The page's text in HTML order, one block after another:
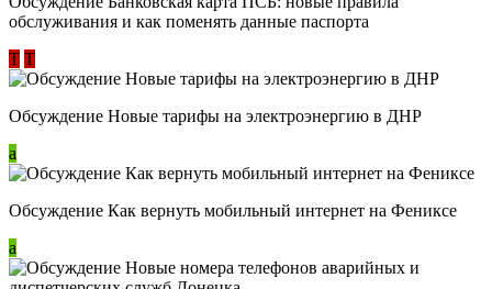
обслуживания и как поменять данные паспорта
Т Т
Обсуждение Новые тарифы на электроэнергию в ДНР
a
Обсуждение Как вернуть мобильный интернет на Фениксе
a